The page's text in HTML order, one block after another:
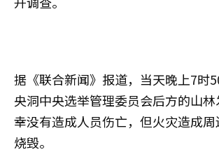
据《联合新闻》报道，当天晚上7时
央洞中央选举管理委员会后方的山
幸没有造成人员伤亡，但火灾造成
烧毁。